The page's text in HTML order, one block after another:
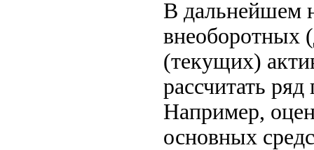
В дальнейшем
внеоборотных
(текущих)
рассчитать ряд
Например,
основных